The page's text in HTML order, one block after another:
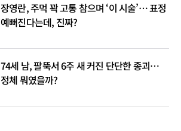
장영란, 주먹 꽉 고통 참으며 ‘이 시술’… 표정
예뻐진다는데, 진짜?
74세 남, 팔뚝서 6주 새 커진 단단한 종괴…
정체 뭐였을까?